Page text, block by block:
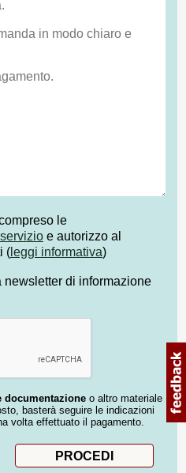
le
e autorizzo al
( leggi informativa)
di informazione
documentazione o altro materiale
basterà seguire le indicazioni
volta effettuato il pagamento.